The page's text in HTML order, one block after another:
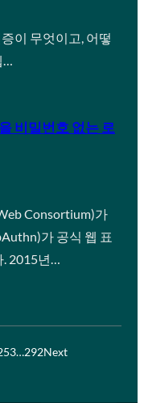
이 무엇이고, 어떻
비밀번호 없는 로
Consortium)가
가 공식 웹 표
2015년…
…292Next